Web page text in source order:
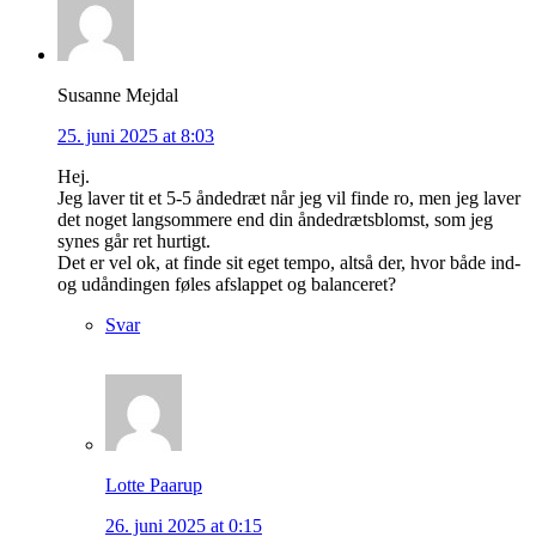
Susanne Mejdal
25. juni 2025 at 8:03
Hej.
Jeg laver tit et 5-5 åndedræt når jeg vil finde ro, men jeg laver
det noget langsommere end din åndedrætsblomst, som jeg
synes går ret hurtigt.
Det er vel ok, at finde sit eget tempo, altså der, hvor både ind-
og udåndingen føles afslappet og balanceret?
Svar
Lotte Paarup
26. juni 2025 at 0:15